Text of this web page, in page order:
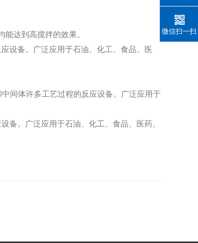
达到高搅拌的效果。
设备。广泛应用于石油、化工、食品、医
间体许多工艺过程的反应设备。广泛应用于
备。广泛应用于石油、化工、食品、医药、
微信扫一扫